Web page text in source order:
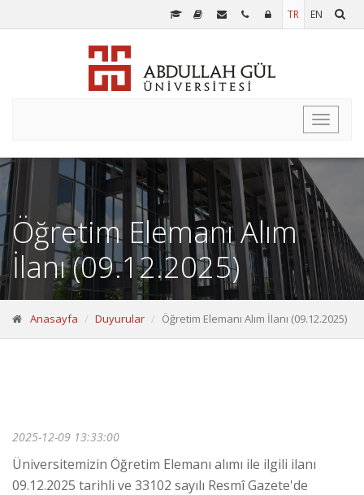
TR EN
Toggle
Öğretim Elemanı Alım
İlanı (09.12.2025)
Anasayfa Duyurular Öğretim Elemanı Alım İlanı (09.12.2025)
2025-12-09 13:33:00
Üniversitemizin Öğretim Elemanı alımı ile ilgili ilanı
09.12.2025 tarihli ve 33102 sayılı Resmî Gazete'de